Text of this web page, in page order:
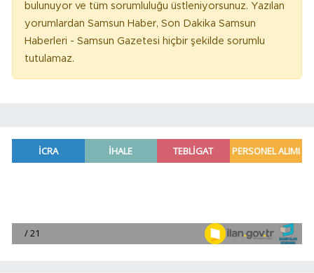
bulunuyor ve tüm sorumluluğu üstleniyorsunuz. Yazılan
yorumlardan Samsun Haber, Son Dakika Samsun
Haberleri - Samsun Gazetesi hiçbir şekilde sorumlu
tutulamaz.